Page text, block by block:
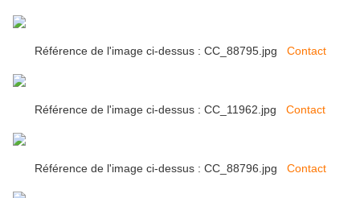
Référence de l'image ci-dessus : CC_88795.jpg Contact
Référence de l'image ci-dessus : CC_11962.jpg Contact
Référence de l'image ci-dessus : CC_88796.jpg Contact